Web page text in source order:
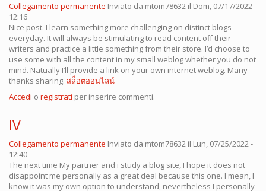
Collegamento permanente Inviato da mtom78632 il Dom, 07/17/2022 -
12:16
Nice post. I learn something more challenging on distinct blogs
everyday. It will always be stimulating to read content off their
writers and practice a little something from their store. I’d choose to
use some with all the content in my small weblog whether you do not
mind. Natually I’ll provide a link on your own internet weblog. Many
thanks sharing. สล็อตออนไลน์
Accedi o registrati per inserire commenti.
IV
Collegamento permanente Inviato da mtom78632 il Lun, 07/25/2022 -
12:40
The next time My partner and i study a blog site, I hope it does not
disappoint me personally as a great deal because this one. I mean, I
know it was my own option to understand, nevertheless I personally